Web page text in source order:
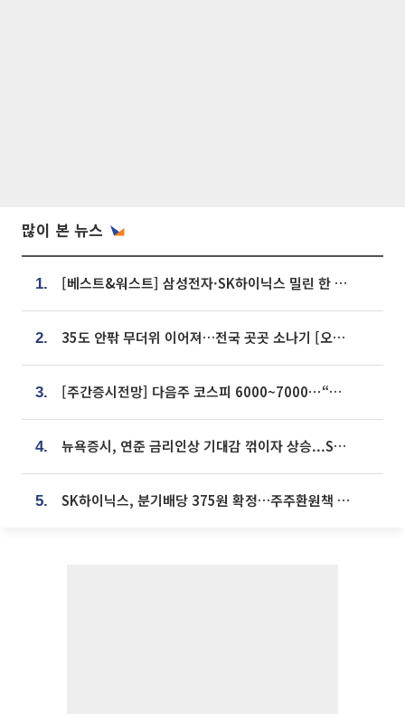
많이 본 뉴스
1. [베스트&워스트] 삼성전자·SK하이닉스 밀린 한 주…상상인증권은 85% 급등
2. 35도 안팎 무더위 이어져…전국 곳곳 소나기 [오늘 날씨]
3. [주간증시전망] 다음주 코스피 6000~7000⋯“外人 수급은 정책이 변수”
4. 뉴욕증시, 연준 금리인상 기대감 꺾이자 상승...S&P500 사상 최고치 [종합]
5. SK하이닉스, 분기배당 375원 확정…주주환원책 9월로 앞당겨 발표